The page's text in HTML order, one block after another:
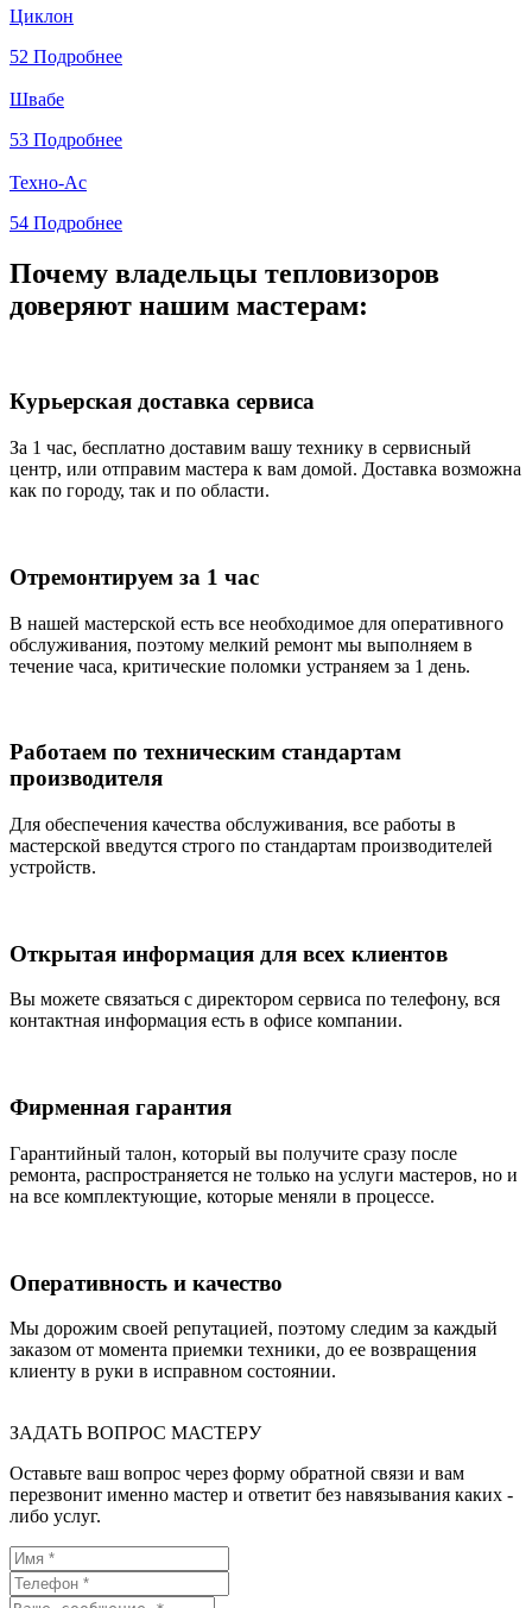
Циклон
52 Подробнее
Швабе
53 Подробнее
Техно-Ас
54 Подробнее
Почему владельцы тепловизоров
доверяют нашим мастерам:
Курьерская доставка сервиса
За 1 час, бесплатно доставим вашу технику в сервисный
центр, или отправим мастера к вам домой. Доставка возможна
как по городу, так и по области.
Отремонтируем за 1 час
В нашей мастерской есть все необходимое для оперативного
обслуживания, поэтому мелкий ремонт мы выполняем в
течение часа, критические поломки устраняем за 1 день.
Работаем по техническим стандартам
производителя
Для обеспечения качества обслуживания, все работы в
мастерской введутся строго по стандартам производителей
устройств.
Открытая информация для всех клиентов
Вы можете связаться с директором сервиса по телефону, вся
контактная информация есть в офисе компании.
Фирменная гарантия
Гарантийный талон, который вы получите сразу после
ремонта, распространяется не только на услуги мастеров, но и
на все комплектующие, которые меняли в процессе.
Оперативность и качество
Мы дорожим своей репутацией, поэтому следим за каждый
заказом от момента приемки техники, до ее возвращения
клиенту в руки в исправном состоянии.
ЗАДАТЬ ВОПРОС МАСТЕРУ
Оставьте ваш вопрос через форму обратной связи и вам
перезвонит именно мастер и ответит без навязывания каких -
либо услуг.